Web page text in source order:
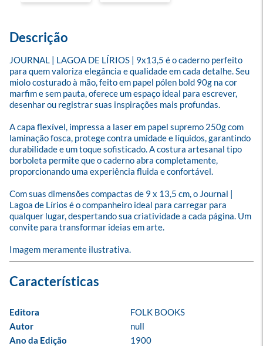
Descrição
JOURNAL | LAGOA DE LÍRIOS | 9x13,5 é o caderno perfeito
para quem valoriza elegância e qualidade em cada detalhe. Seu
miolo costurado à mão, feito em papel pólen bold 90g na cor
marfim e sem pauta, oferece um espaço ideal para escrever,
desenhar ou registrar suas inspirações mais profundas.
A capa flexível, impressa a laser em papel supremo 250g com
laminação fosca, protege contra umidade e líquidos, garantindo
durabilidade e um toque sofisticado. A costura artesanal tipo
borboleta permite que o caderno abra completamente,
proporcionando uma experiência fluida e confortável.
Com suas dimensões compactas de 9 x 13,5 cm, o Journal |
Lagoa de Lírios é o companheiro ideal para carregar para
qualquer lugar, despertando sua criatividade a cada página. Um
convite para transformar ideias em arte.
Imagem meramente ilustrativa.
Editora
FOLK BOOKS
Autor
null
Ano da Edição
1900